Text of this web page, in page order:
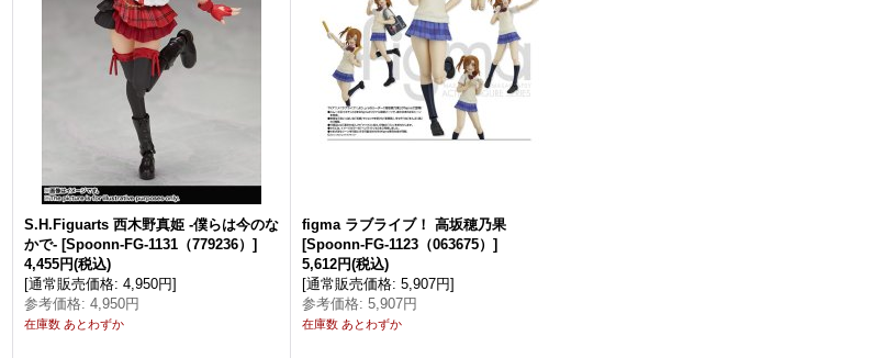
S.H.Figuarts 西木野真姫 -僕らは今のな
かで- [Spoonn-FG-1131（779236）]
4,455円(税込)
[通常販売価格: 4,950円]
参考価格: 4,950円
在庫数 あとわずか
figma ラブライブ！ 高坂穂乃果
[Spoonn-FG-1123（063675）]
5,612円(税込)
[通常販売価格: 5,907円]
参考価格: 5,907円
在庫数 あとわずか